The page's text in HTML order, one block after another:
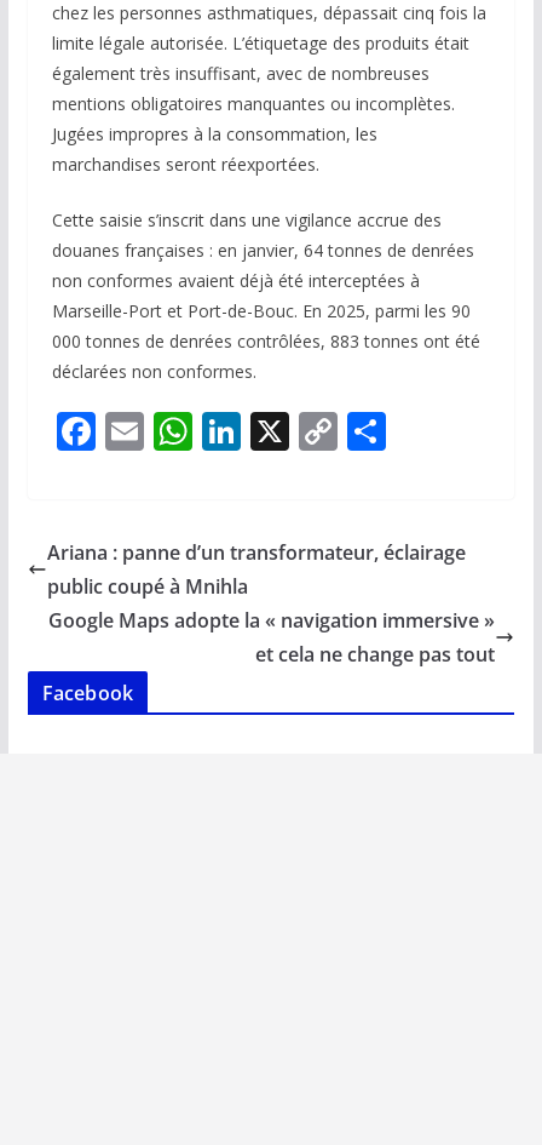
chez les personnes asthmatiques, dépassait cinq fois la
limite légale autorisée. L’étiquetage des produits était
également très insuffisant, avec de nombreuses
mentions obligatoires manquantes ou incomplètes.
Jugées impropres à la consommation, les
marchandises seront réexportées.
Cette saisie s’inscrit dans une vigilance accrue des
douanes françaises : en janvier, 64 tonnes de denrées
non conformes avaient déjà été interceptées à
Marseille-Port et Port-de-Bouc. En 2025, parmi les 90
000 tonnes de denrées contrôlées, 883 tonnes ont été
déclarées non conformes.
F
b
o
o
k
E
l
W
s
A
p
Li
e
dI
n
X C
y
n
k
P
g
Ariana : panne d’un transformateur, éclairage
public coupé à Mnihla
Google Maps adopte la « navigation immersive »
et cela ne change pas tout
Facebook